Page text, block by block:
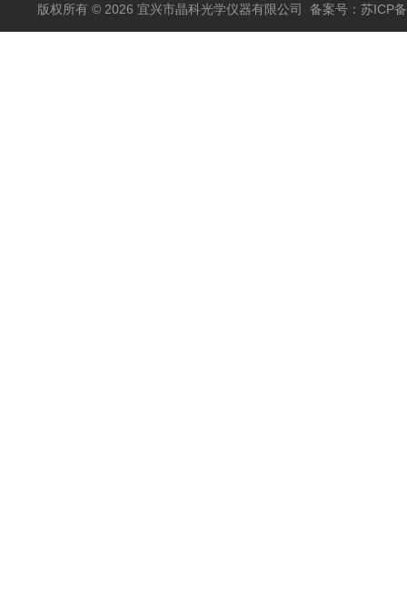
版权所有 © 2026 宜兴市晶科光学仪器有限公司 备案号：苏ICP